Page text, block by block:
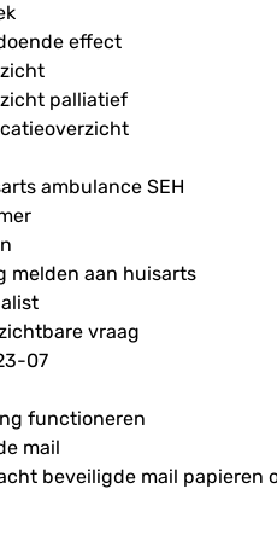
effect
palliatief
ambulance SEH
melden aan huisarts
vraag
07
functioneren
mail
beveiligde mail papieren